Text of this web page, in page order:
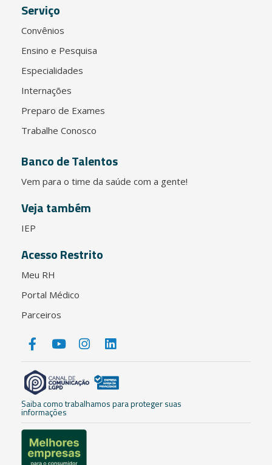
Serviço
Convênios
Ensino e Pesquisa
Especialidades
Internações
Preparo de Exames
Trabalhe Conosco
Banco de Talentos
Vem para o time da saúde com a gente!
Veja também
IEP
Acesso Restrito
Meu RH
Portal Médico
Parceiros
Saiba como trabalhamos para proteger suas
informações